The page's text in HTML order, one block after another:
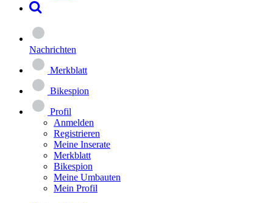
Nachrichten
Merkblatt
Bikespion
Profil
Anmelden
Registrieren
Meine Inserate
Merkblatt
Bikespion
Meine Umbauten
Mein Profil